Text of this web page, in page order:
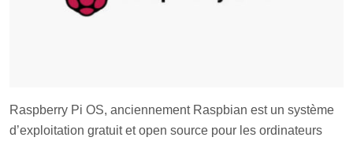
Raspberry Pi OS, anciennement Raspbian est un système
d’exploitation gratuit et open source pour les ordinateurs